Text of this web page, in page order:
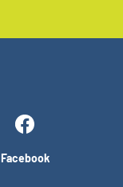
Facebook